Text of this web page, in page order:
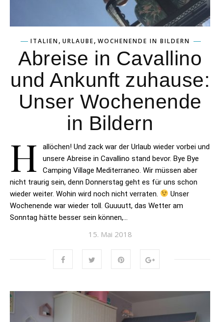
ITALIEN, URLAUBE, WOCHENENDE IN BILDERN
Abreise in Cavallino
und Ankunft zuhause:
Unser Wochenende
in Bildern
H
allöchen! Und zack war der Urlaub wieder vorbei und
unsere Abreise in Cavallino stand bevor. Bye Bye
Camping Village Mediterraneo. Wir müssen aber
nicht traurig sein, denn Donnerstag geht es für uns schon
wieder weiter. Wohin wird noch nicht verraten.
Unser
Wochenende war wieder toll. Guuuutt, das Wetter am
Sonntag hätte besser sein können,…
15. Mai 2018